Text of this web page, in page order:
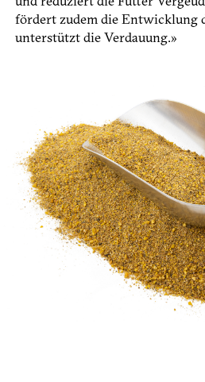
fördert zudem die Entwicklung
unterstützt die Verdauung.»